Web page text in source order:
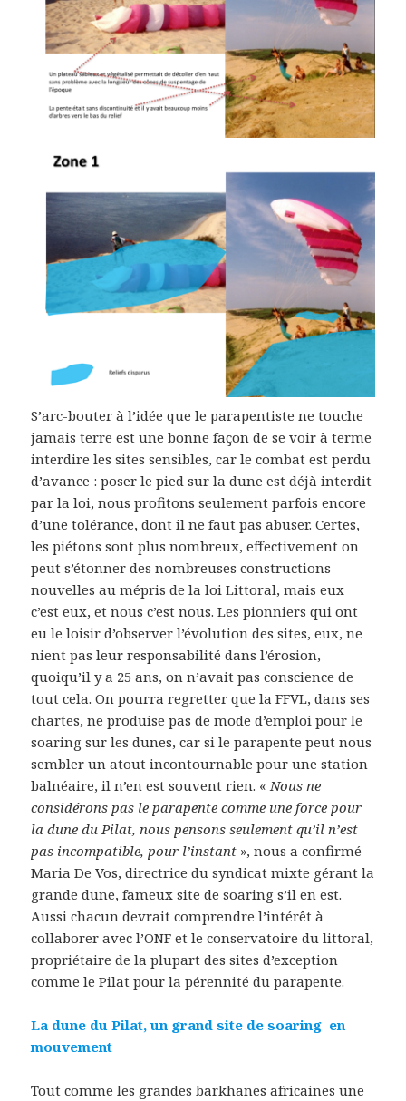
S’arc-bouter à l’idée que le parapentiste ne touche
jamais terre est une bonne façon de se voir à terme
interdire les sites sensibles, car le combat est perdu
d’avance : poser le pied sur la dune est déjà interdit
par la loi, nous profitons seulement parfois encore
d’une tolérance, dont il ne faut pas abuser. Certes,
les piétons sont plus nombreux, effectivement on
peut s’étonner des nombreuses constructions
nouvelles au mépris de la loi Littoral, mais eux
c’est eux, et nous c’est nous. Les pionniers qui ont
eu le loisir d’observer l’évolution des sites, eux, ne
nient pas leur responsabilité dans l’érosion,
quoiqu’il y a 25 ans, on n’avait pas conscience de
tout cela. On pourra regretter que la FFVL, dans ses
chartes, ne produise pas de mode d’emploi pour le
soaring sur les dunes, car si le parapente peut nous
sembler un atout incontournable pour une station
balnéaire, il n’en est souvent rien. « Nous ne
considérons pas le parapente comme une force pour
la dune du Pilat, nous pensons seulement qu’il n’est
pas incompatible, pour l’instant », nous a confirmé
Maria De Vos, directrice du syndicat mixte gérant la
grande dune, fameux site de soaring s’il en est.
Aussi chacun devrait comprendre l’intérêt à
collaborer avec l’ONF et le conservatoire du littoral,
propriétaire de la plupart des sites d’exception
comme le Pilat pour la pérennité du parapente.
La dune du Pilat, un grand site de soaring en
mouvement
Tout comme les grandes barkhanes africaines une